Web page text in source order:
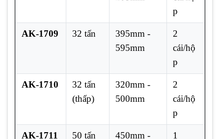
p
AK-1709 32 tấn
395mm -
595mm
2
cái/hộ
p
AK-1710
32 tấn
(thấp)
320mm -
500mm
2
cái/hộ
p
AK-1711 50 tấn
450mm -
1